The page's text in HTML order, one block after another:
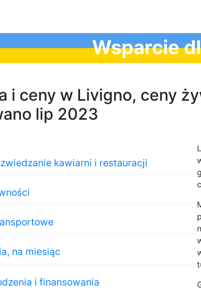
Wsparcie
i ceny w Livigno, ceny
lip 2023
kawiarni i restauracji
na miesiąc
i finansowania